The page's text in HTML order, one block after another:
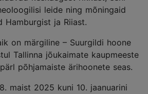
leide ning mõningaid
Hamburgist ja Riiast.
on märgiline – Suurgildi hoone
Tallinna jõukaimate kaupmeeste
põhjamaiste ärihoonete seas.
maist 2025 kuni 10. jaanuarini